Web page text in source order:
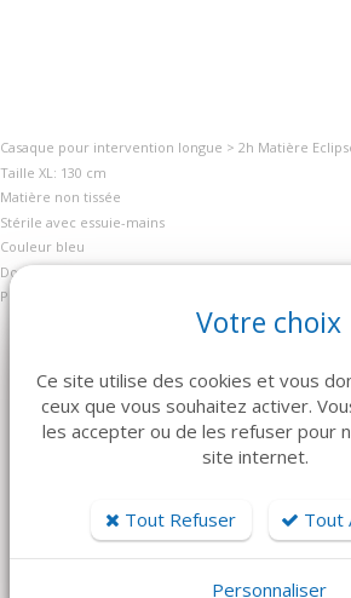
Casaque pour intervention longue > 2h Matière
Taille XL: 130 cm
Matière non tissée
Stérile avec essuie-mains
Couleur bleu
Dos croisé
Poignée jersey
ARTICLES
produits plébiscités par
Votre choix
Ce site utilise des cookies et vous
ceux que vous souhaitez activer.
les accepter ou de les refuser pour
site internet.
Tout Refuser Tout
Personnaliser